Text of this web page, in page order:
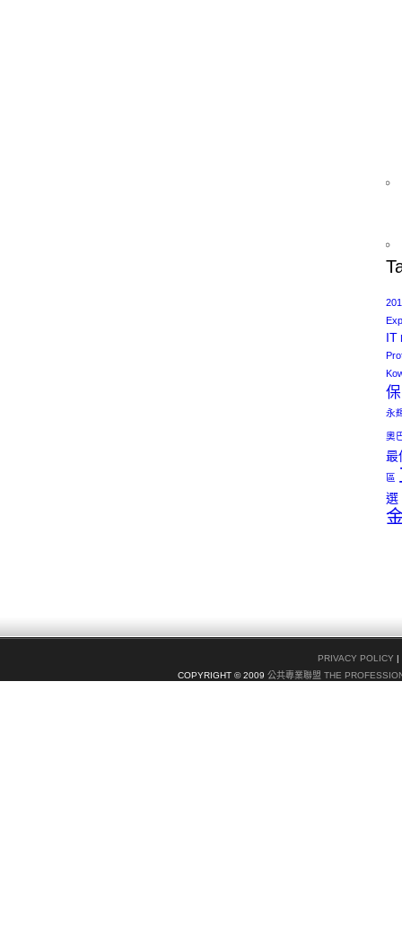
IT
永
奧
最
區
選
PRIVACY POLICY |
COPYRIGHT © 2009 公共專業聯盟 THE